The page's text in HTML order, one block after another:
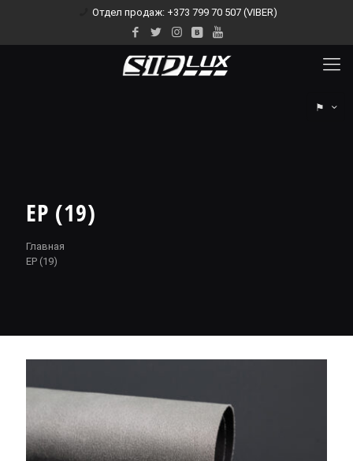
Отдел продаж: +373 799 70 507 (VIBER)
⚑
EP (19)
Главная
EP (19)